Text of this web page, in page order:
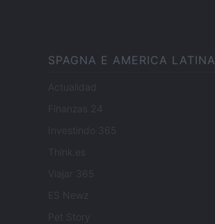
SPAGNA E AMERICA LATINA
Actualidad
Finanzas 24
Investindo 365
Think.es
Viajar 365
ES Newz
Pet Story